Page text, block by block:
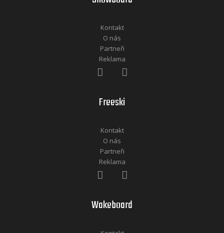
Kontakt
O nás
Partneři
Reklama
Freeski
Kontakt
O nás
Partneři
Reklama
Wakeboard